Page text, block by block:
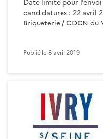
Date limite pour
candidatures : 22 avril
Briqueterie / CDCN du
Publié le8 avril 2019